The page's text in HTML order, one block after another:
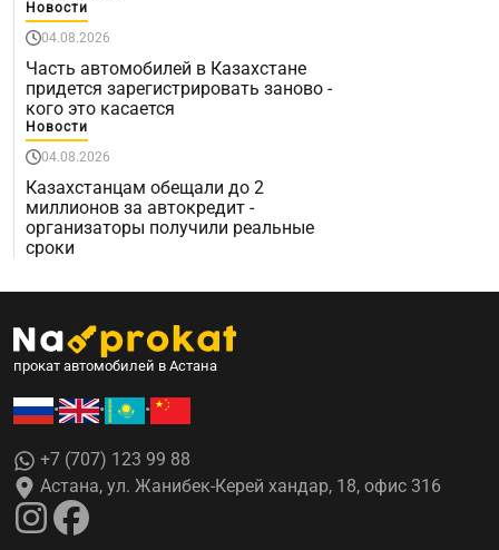
Новости
04.08.2026
Часть автомобилей в Казахстане
придется зарегистрировать заново -
кого это касается
Новости
04.08.2026
Казахстанцам обещали до 2
миллионов за автокредит -
организаторы получили реальные
сроки
прокат автомобилей в Астана
• • •
+7 (707) 123 99 88
Астана, ул. Жанибек-Керей хандар, 18, офис 316